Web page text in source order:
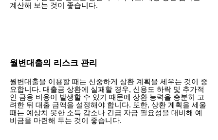
계산해 보는 것이 좋습니다.
월변대출의 리스크 관리
월변대출을 이용할 때는 신중하게 상환 계획을 세우는 것이 중
요합니다. 대출금 상환에 실패할 경우, 신용도 하락 및 추가적
인 금융 비용이 발생할 수 있기 때문에 상환 능력을 충분히 고
려한 뒤 대출 금액을 설정해야 합니다. 또한, 상환 계획을 세울
때는 예상치 못한 소득 감소나 긴급 자금 필요성을 대비해 예
비금을 마련해 두는 것이 좋습니다.